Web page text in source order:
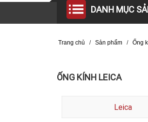
DANH MỤC
Trang chủ / Sản phẩm / Ống
ỐNG KÍNH LEICA
Leica